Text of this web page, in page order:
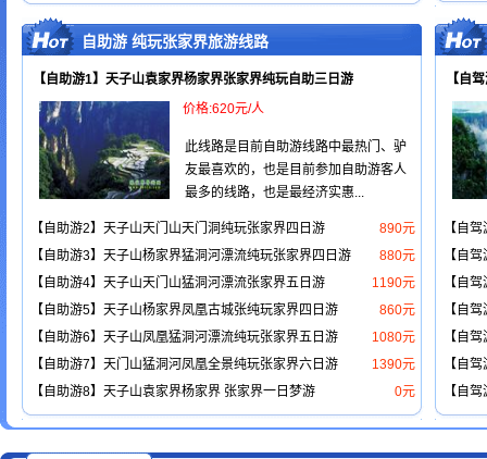
自助游 纯玩张家界旅游线路
【自助游1】天子山袁家界杨家界张家界纯玩自助三日游
价格:620元/人
此线路是目前自助游线路中最热门、驴
友最喜欢的，也是目前参加自助游客人
最多的线路，也是最经济实惠...
890元
【自助游2】天子山天门山天门洞纯玩张家界四日游
880元
【自助游3】天子山杨家界猛洞河漂流纯玩张家界四日游
1190元
【自助游4】天子山天门山猛洞河漂流张家界五日游
860元
【自助游5】天子山杨家界凤凰古城张纯玩家界四日游
1080元
【自助游6】天子山凤凰猛洞河漂流纯玩张家界五日游
1390元
【自助游7】天门山猛洞河凤凰全景纯玩张家界六日游
0元
【自助游8】天子山袁家界杨家界 张家界一日梦游
【自
【自
【自
【自
【自
【自
【自
【自